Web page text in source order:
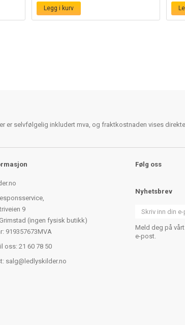
Legg i kurv
er selvfølgelig inkludert mva, og fraktkostnaden vises
9
(ingen fysisk butikk)
919357673MVA
oss: 21 60 78 50
salg@ledlyskilder.no
Følg oss
Nyhetsbrev
Meld deg på
e-post.